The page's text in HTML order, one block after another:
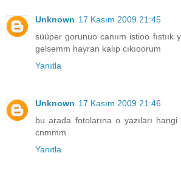
Unknown 17 Kasım 2009 21:45
süüper gorunuo canıım istioo
gelsemm hayran kalıp cıkıoorum
Yanıtla
Unknown 17 Kasım 2009 21:46
bu arada fotolarına o yazıları
cnmmm
Yanıtla